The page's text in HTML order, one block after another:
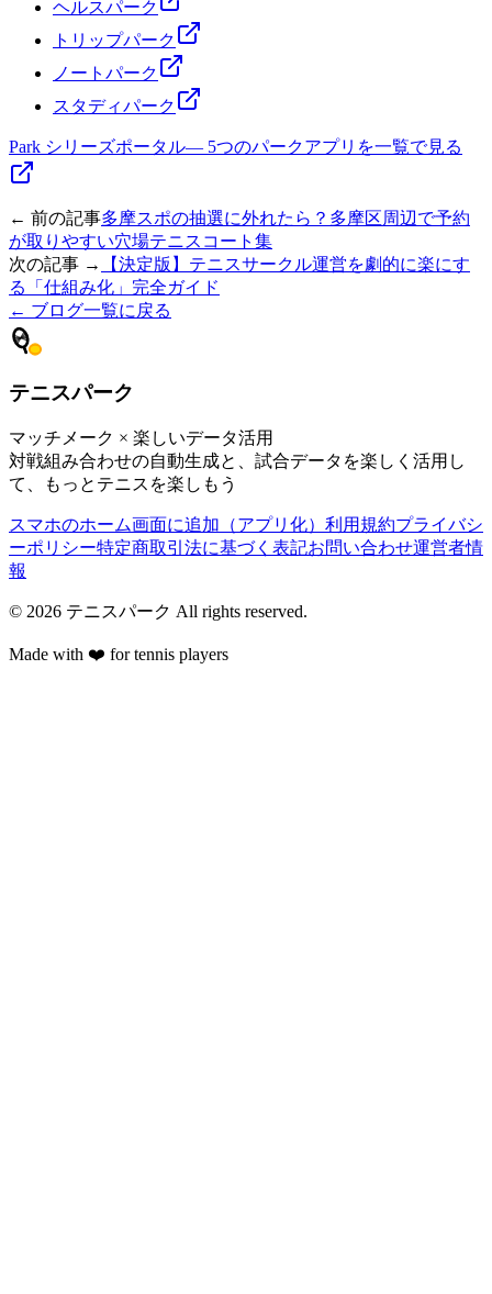
ヘルスパーク
トリップパーク
ノートパーク
スタディパーク
Park シリーズポータル— 5つのパークアプリを一覧で見る
← 前の記事多摩スポの抽選に外れたら？多摩区周辺で予約
が取りやすい穴場テニスコート集
次の記事 →
【決定版】テニスサークル運営を劇的に楽にす
る「仕組み化」完全ガイド
← ブログ一覧に戻る
テニスパーク
マッチメーク × 楽しいデータ活用
対戦組み合わせの自動生成と、試合データを楽しく活用し
て、もっとテニスを楽しもう
スマホのホーム画面に追加（アプリ化） 利用規約プライバシ
ーポリシー特定商取引法に基づく表記お問い合わせ運営者情
報
© 2026 テニスパーク All rights reserved.
Made with ❤️ for tennis players